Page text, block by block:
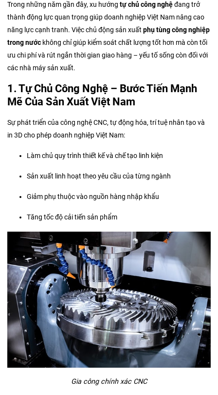
Trong những năm gần đây, xu hướng tự chủ công nghệđang trở
thành động lực quan trọng giúp doanh nghiệp Việt Nam nâng cao
năng lực cạnh tranh. Việc chủ động sản xuất phụ tùng công nghiệp
trong nước không chỉ giúp kiểm soát chất lượng tốt hơn mà còn tối
ưu chi phí và rút ngắn thời gian giao hàng – yếu tố sống còn đối với
các nhà máy sản xuất.
1. Tự Chủ Công Nghệ – Bước Tiến Mạnh
Mẽ Của Sản Xuất Việt Nam
Sự phát triển của công nghệ CNC, tự động hóa, trí tuệ nhân tạo và
in 3D cho phép doanh nghiệp Việt Nam:
Làm chủ quy trình thiết kế và chế tạo linh kiện
Sản xuất linh hoạt theo yêu cầu của từng ngành
Giảm phụ thuộc vào nguồn hàng nhập khẩu
Tăng tốc độ cải tiến sản phẩm
Gia công chính xác CNC